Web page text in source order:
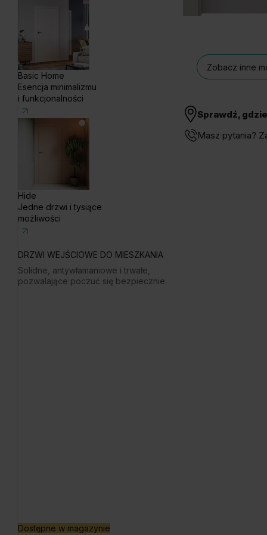
Basic Home
Esencja minimalizmu
i funkcjonalności
Hide
Jedne drzwi i tysiące
możliwości
DRZWI WEJŚCIOWE DO MIESZKANIA
Solidne, antywłamaniowe i trwałe,
pozwalające poczuć się bezpiecznie.
Dostępne w magazynie
Zobacz inne
Sprawdź,
Masz pytania?